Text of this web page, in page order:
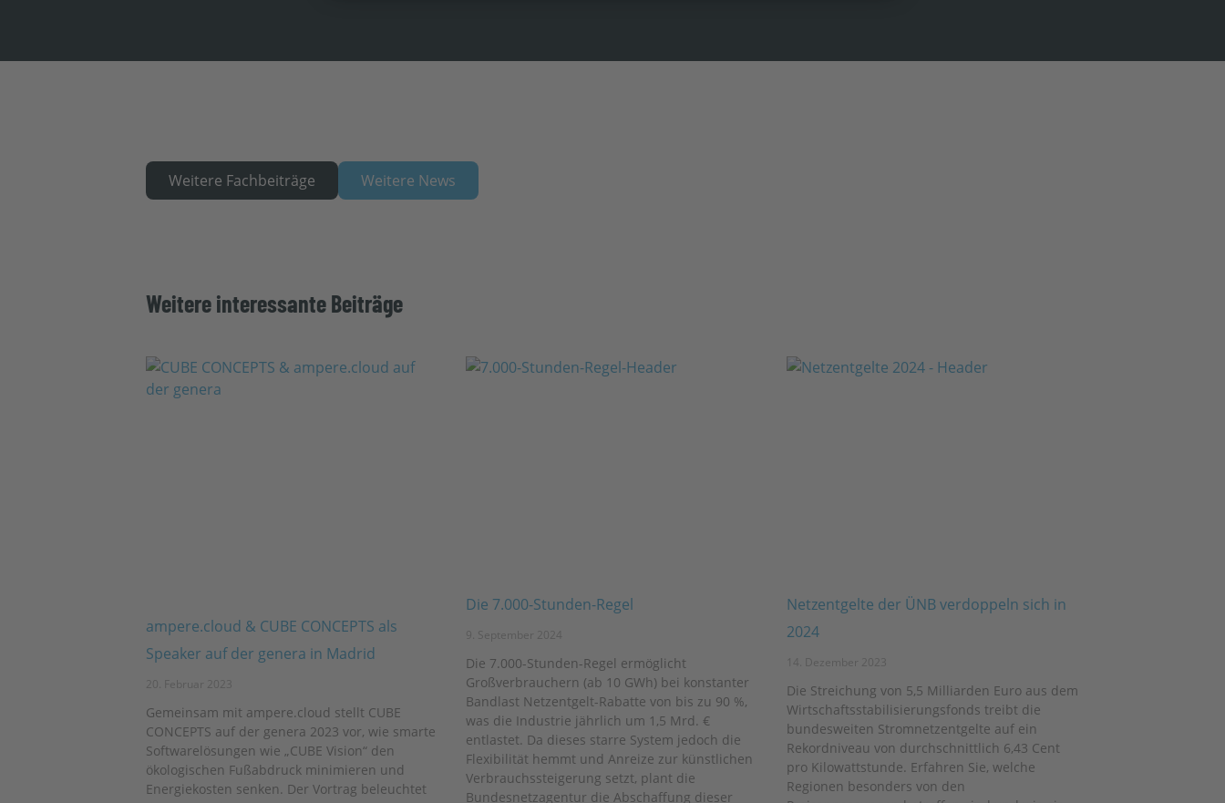
Weitere Fachbeiträge Weitere News
Weitere interessante Beiträge
ampere.cloud & CUBE CONCEPTS als
Speaker auf der genera in Madrid
20. Februar 2023
Gemeinsam mit ampere.cloud stellt CUBE
CONCEPTS auf der genera 2023 vor, wie smarte
Softwarelösungen wie „CUBE Vision“ den
ökologischen Fußabdruck minimieren und
Energiekosten senken. Der Vortrag beleuchtet
Die 7.000-Stunden-Regel
9. September 2024
Die 7.000-Stunden-Regel ermöglicht
Großverbrauchern (ab 10 GWh) bei konstanter
Bandlast Netzentgelt-Rabatte von bis zu 90 %,
was die Industrie jährlich um 1,5 Mrd. €
entlastet. Da dieses starre System jedoch die
Flexibilität hemmt und Anreize zur künstlichen
Verbrauchssteigerung setzt, plant die
Bundesnetzagentur die Abschaffung dieser
Netzentgelte der ÜNB verdoppeln sich in
2024
14. Dezember 2023
Die Streichung von 5,5 Milliarden Euro aus dem
Wirtschaftsstabilisierungsfonds treibt die
bundesweiten Stromnetzentgelte auf ein
Rekordniveau von durchschnittlich 6,43 Cent
pro Kilowattstunde. Erfahren Sie, welche
Regionen besonders von den